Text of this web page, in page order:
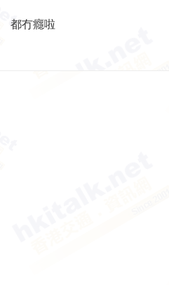
都冇癮啦